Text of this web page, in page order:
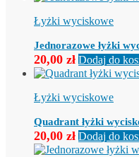
Łyżki wyciskowe
Jednorazowe łyżki
20,00 zł Dodaj do
Łyżki wyciskowe
Quadrant łyżki
20,00 zł Dodaj do